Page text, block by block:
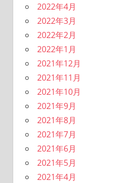
2022年4月
2022年3月
2022年2月
2022年1月
2021年12月
2021年11月
2021年10月
2021年9月
2021年8月
2021年7月
2021年6月
2021年5月
2021年4月